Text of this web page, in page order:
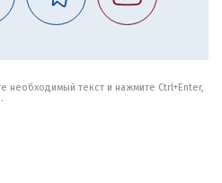
необходимый текст и нажмите Ctrl+Enter,